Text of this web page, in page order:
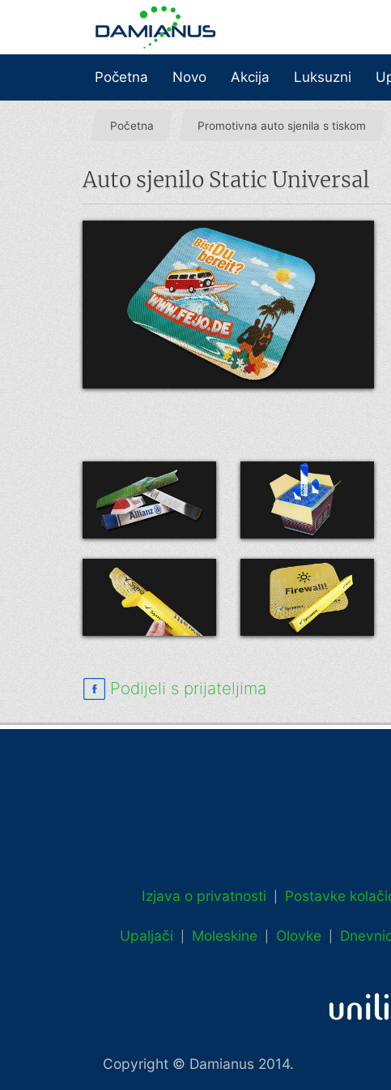
Početna Novo Akcija Luksuzni
Početna Promotivna auto sjenila s tiskom
Auto sjenilo Static Universal
Podijeli s prijateljima
Izjava o privatnosti Postavke
Upaljači Moleskine Olovke
Copyright © Damianus 2014.